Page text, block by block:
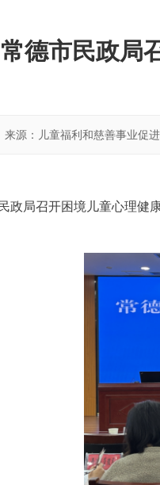
常德市民政局
来源：儿童福利和慈善事业促
政局召开困境儿童心理健